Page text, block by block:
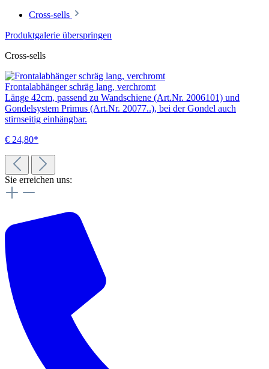
Cross-sells
Produktgalerie überspringen
Cross-sells
Frontalabhänger schräg lang, verchromt
Länge 42cm, passend zu Wandschiene (Art.Nr. 2006101) und
Gondelsystem Primus (Art.Nr. 20077..), bei der Gondel auch
stirnseitig einhängbar.
€ 24,80*
Sie erreichen uns: